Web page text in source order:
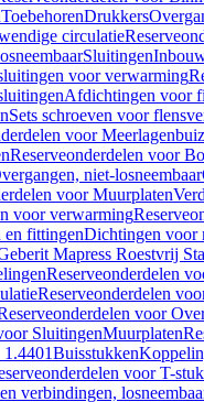
ToebehorenDrukkers
circulatie
Sluitingen
voor verwarming
Afdichtingen voor
Sets schroeven voor
voor
Reserveonderdelen voor
niet-losneembaar
voor Muurplaten
voor verwarming
en fittingenDichtingen voor
Mapress Roestvrij
Reserveonderdelen
Reserveonderdelen
voor
SluitingenMuurplaten
Buisstukken
voor T-
verbindingen,